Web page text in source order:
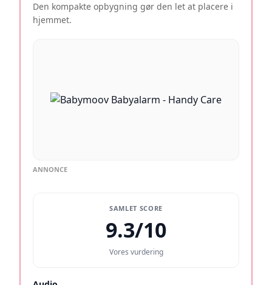
Den kompakte opbygning gør den let at placere i
hjemmet.
ANNONCE
SAMLET SCORE
9.3/10
Vores vurdering